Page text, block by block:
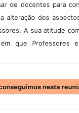
de docentes para
alteração dos
A sua atitude
que Professores
nesta